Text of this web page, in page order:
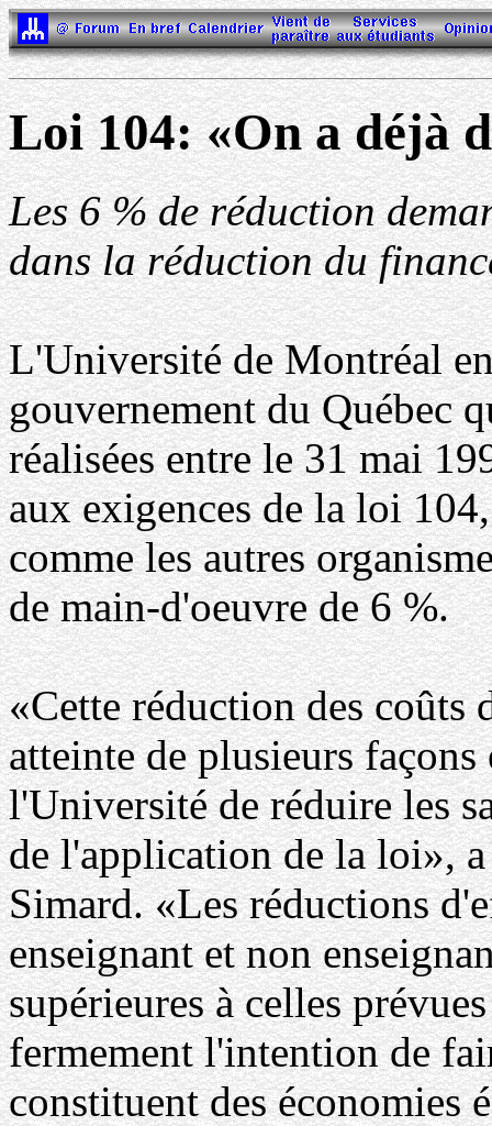
Loi 104: «On a déjà
Les 6 % de réduction
dans la réduction du
L'Université de Montréal
gouvernement du Québec
réalisées entre le 31 mai
aux exigences de la loi
comme les autres
de main-d'oeuvre de 6 %.
«Cette réduction des coûts
atteinte de plusieurs
l'Université de réduire les
de l'application de la loi»,
Simard. «Les réductions
enseignant et non
supérieures à celles
fermement l'intention de
constituent des économies